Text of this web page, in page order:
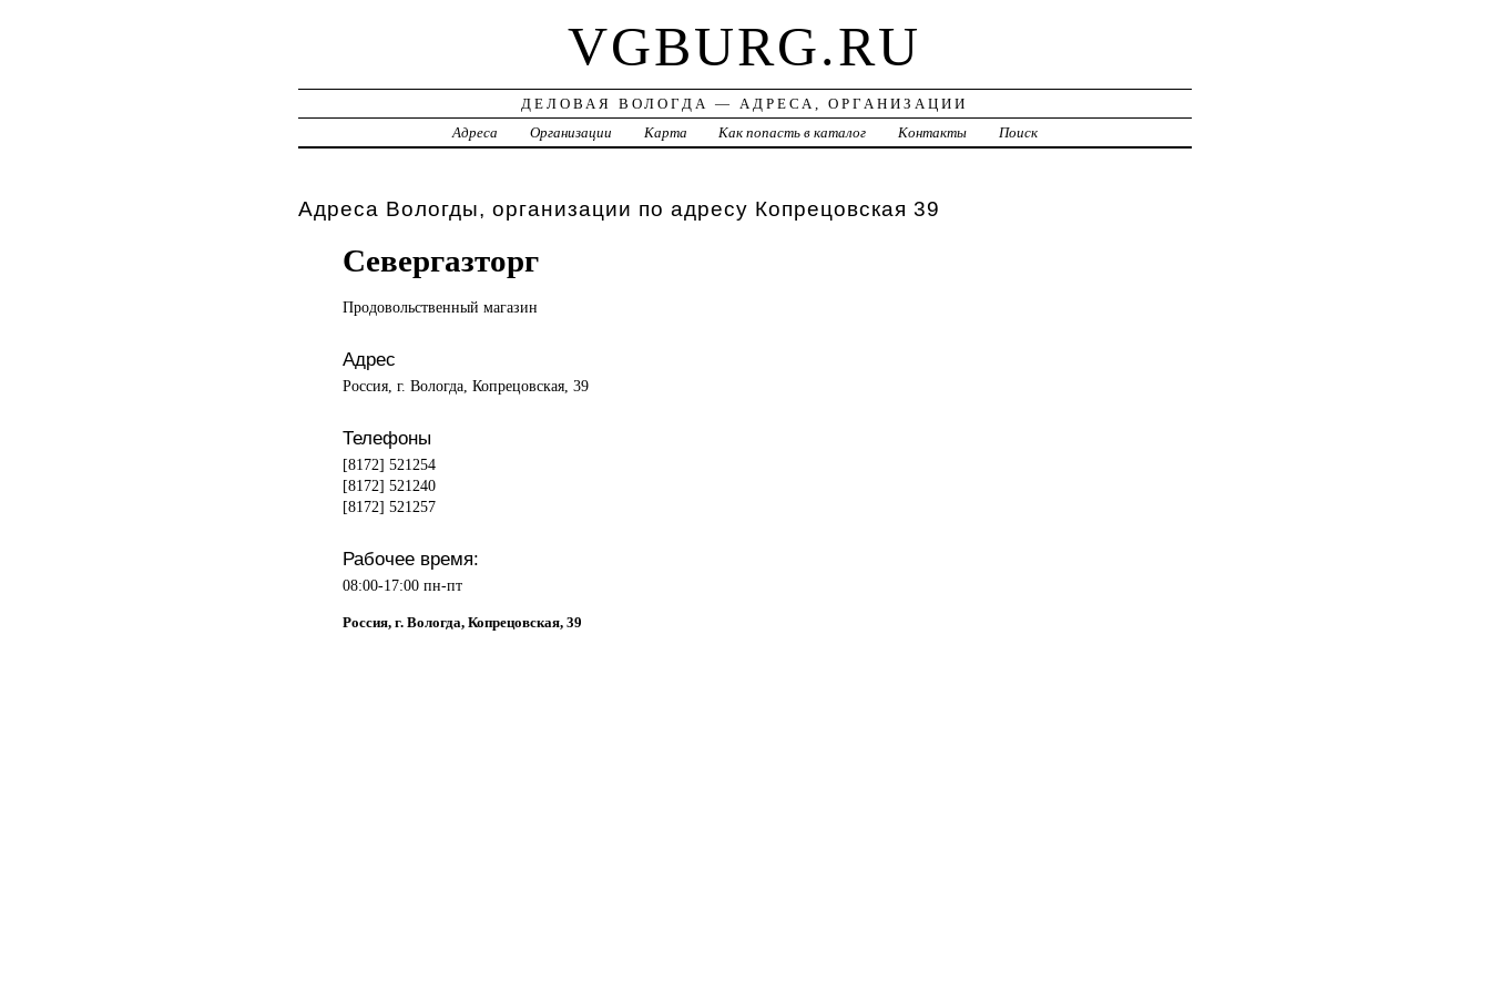
VGBURG.RU
ДЕЛОВАЯ ВОЛОГДА — АДРЕСА, ОРГАНИЗАЦИИ
Адреса
Организации Карта Как попасть в каталог Контакты Поиск
Адреса Вологды, организации по адресу Копрецовская 39
Севергазторг
Продовольственный магазин
Адрес
Россия, г. Вологда, Копрецовская, 39
Телефоны
[8172] 521254
[8172] 521240
[8172] 521257
Рабочее время:
08:00-17:00 пн-пт
Россия, г. Вологда, Копрецовская, 39